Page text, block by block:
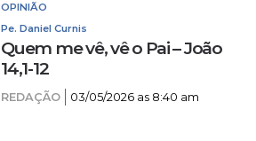
OPINIÃO
Pe. Daniel Curnis
Quem me vê, vê o Pai – João
14,1-12
REDAÇÃO 03/05/2026 as 8:40 am